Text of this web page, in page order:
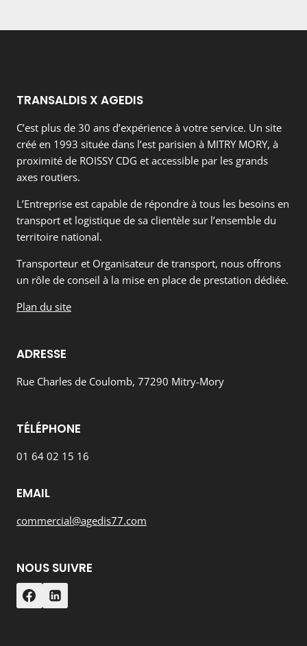
TRANSALDIS X AGEDIS
C’est plus de 30 ans d’expérience à votre service. Un site
créé en 1993 située dans l’est parisien à MITRY MORY, à
proximité de ROISSY CDG et accessible par les grands
axes routiers.
L’Entreprise est capable de répondre à tous les besoins en
transport et logistique de sa clientèle sur l’ensemble du
territoire national.
Transporteur et Organisateur de transport, nous offrons
un rôle de conseil à la mise en place de prestation dédiée.
Plan du site
ADRESSE
Rue Charles de Coulomb, 77290 Mitry-Mory
TÉLÉPHONE
01 64 02 15 16
EMAIL
commercial@agedis77.com
NOUS SUIVRE